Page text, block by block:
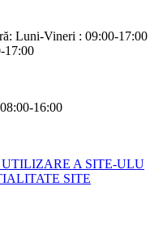
Luni-Vineri : 09:00-17:00
17:00
16:00
A SITE-ULU
SITE